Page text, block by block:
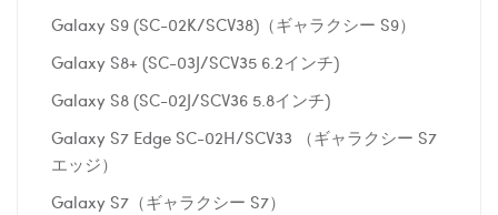
Galaxy S9 (SC-02K/SCV38)（ギャラクシー S9）
Galaxy S8+ (SC-03J/SCV35 6.2インチ)
Galaxy S8 (SC-02J/SCV36 5.8インチ)
Galaxy S7 Edge SC-02H/SCV33 （ギャラクシー S7
エッジ）
Galaxy S7（ギャラクシー S7）